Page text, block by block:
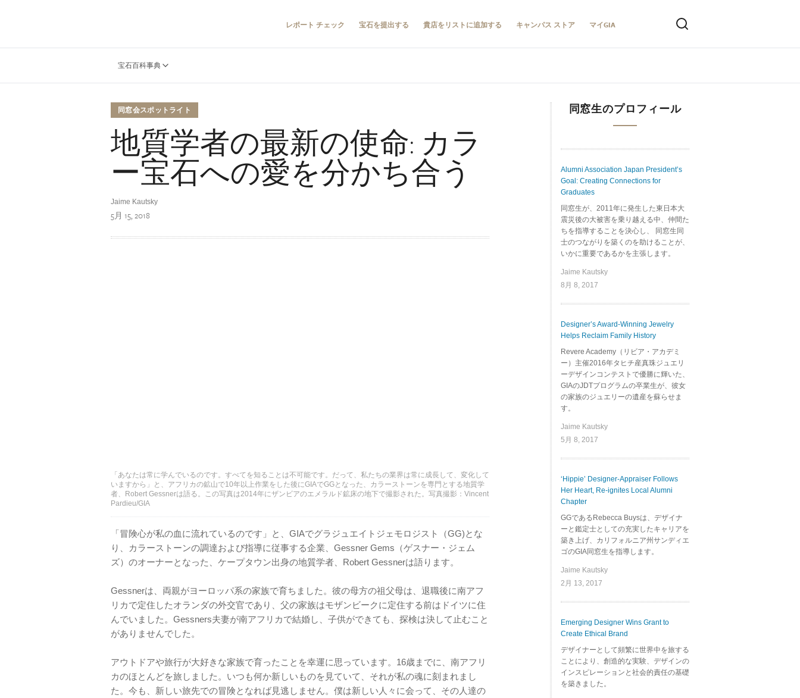
レポート チェック 宝石を提出する 貴店をリストに追加する キャンパス ストア マイGIA
宝石百科事典
同窓会スポットライト
地質学者の最新の使命: カラ
ー宝石への愛を分かち合う
Jaime Kautsky
5月 15, 2018
「あなたは常に学んでいるのです。すべてを知ることは不可能です。だって、私たちの業界は常に成長して、変化して
いますから」と、アフリカの鉱山で10年以上作業をした後にGIAでGGとなった、カラーストーンを専門とする地質学
者、Robert Gessnerは語る。この写真は2014年にザンビアのエメラルド鉱床の地下で撮影された。写真撮影：Vincent
Pardieu/GIA
「冒険心が私の血に流れているのです」と、GIAでグラジュエイトジェモロジスト（GG)とな
り、カラーストーンの調達および指導に従事する企業、Gessner Gems（ゲスナー・ジェム
ズ）のオーナーとなった、ケープタウン出身の地質学者、Robert Gessnerは語ります。
Gessnerは、両親がヨーロッパ系の家族で育ちました。彼の母方の祖父母は、退職後に南アフ
リカで定住したオランダの外交官であり、父の家族はモザンビークに定住する前はドイツに住
んでいました。Gessners夫妻が南アフリカで結婚し、子供ができても、探検は決して止むこと
がありませんでした。
アウトドアや旅行が大好きな家族で育ったことを幸運に思っています。16歳までに、南アフリ
カのほとんどを旅しました。いつも何か新しいものを見ていて、それが私の魂に刻まれまし
た。今も、新しい旅先での冒険となれば見逃しません。僕は新しい人々に会って、その人達の
同窓生のプロフィール
Alumni Association Japan President’s
Goal: Creating Connections for
Graduates
同窓生が、2011年に発生した東日本大
震災後の大被害を乗り越える中、仲間た
ちを指導することを決心し、 同窓生同
士のつながりを築くのを助けることが、
いかに重要であるかを主張します。
Jaime Kautsky
8月 8, 2017
Designer’s Award-Winning Jewelry
Helps Reclaim Family History
Revere Academy（リビア・アカデミ
ー）主催2016年タヒチ産真珠ジュエリ
ーデザインコンテストで優勝に輝いた、
GIAのJDTプログラムの卒業生が、彼女
の家族のジュエリーの遺産を蘇らせま
す。
Jaime Kautsky
5月 8, 2017
‘Hippie’ Designer-Appraiser Follows
Her Heart, Re-ignites Local Alumni
Chapter
GGであるRebecca Buysは、デザイナ
ーと鑑定士としての充実したキャリアを
築き上げ、カリフォルニア州サンディエ
ゴのGIA同窓生を指導します。
Jaime Kautsky
2月 13, 2017
Emerging Designer Wins Grant to
Create Ethical Brand
デザイナーとして頻繁に世界中を旅する
ことにより、創造的な実験、デザインの
インスピレーションと社会的責任の基礎
を築きました。